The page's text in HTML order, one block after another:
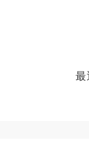
最